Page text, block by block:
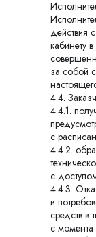
действия
кабинету
за собой
4.4.
4.4.1.
с
4.4.2.
с
4.4.3.
и
средств в
с момента